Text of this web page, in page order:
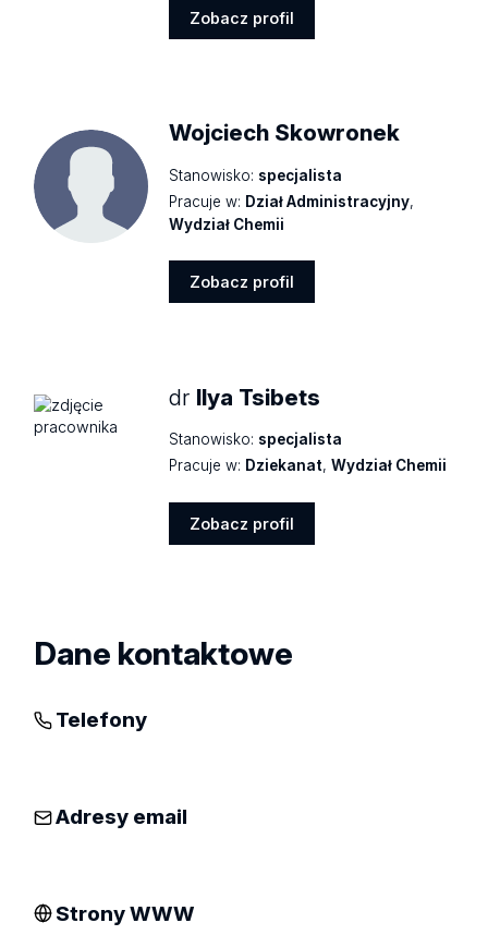
Zobacz profil
Wojciech Skowronek
Stanowisko: specjalista
Pracuje w: Dział Administracyjny,
Wydział Chemii
Zobacz profil
dr Ilya Tsibets
Stanowisko: specjalista
Pracuje w: Dziekanat,Wydział Chemii
Zobacz profil
Dane kontaktowe
Telefony
Adresy email
Strony WWW